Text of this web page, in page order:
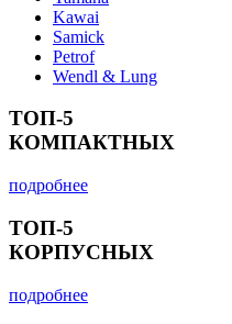
Kawai
Samick
Petrof
Wendl & Lung
ТОП-5
КОМПАКТНЫХ
подробнее
ТОП-5
КОРПУСНЫХ
подробнее